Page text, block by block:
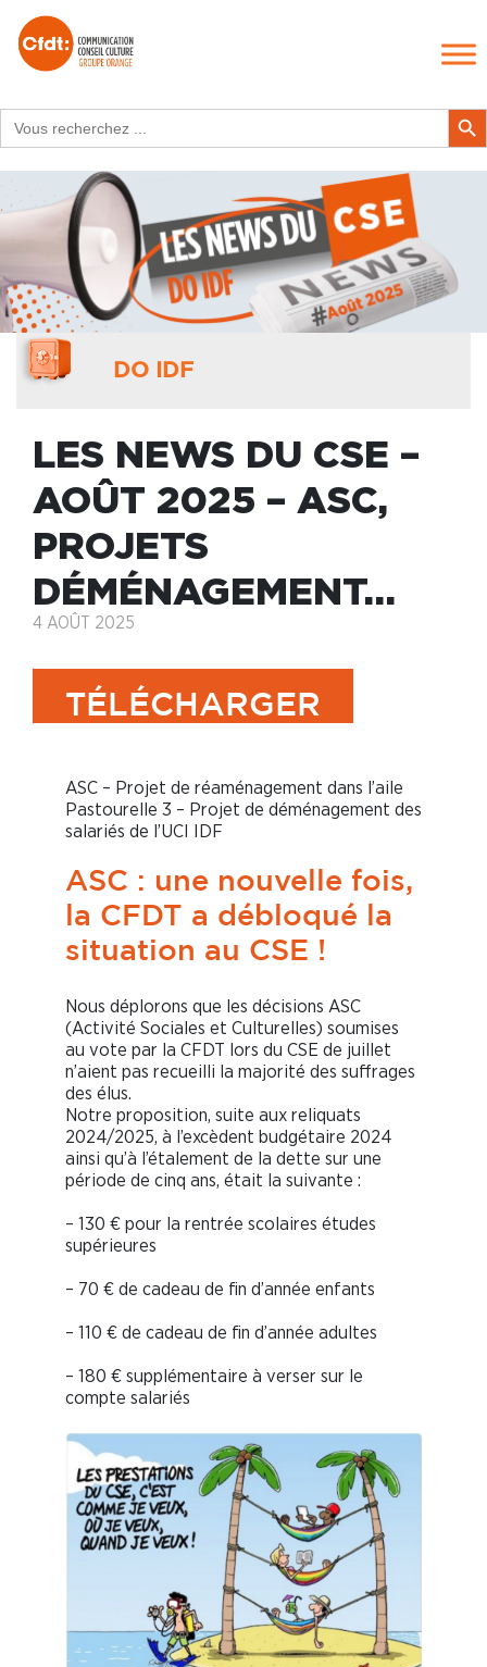
for:
Search
DO IDF
LES NEWS DU CSE –
AOÛT 2025 – ASC,
PROJETS
DÉMÉNAGEMENT…
4 AOÛT 2025
TÉLÉCHARGER
ASC – Projet de réaménagement dans l’aile
Pastourelle 3 – Projet de déménagement des
salariés de l’UCI IDF
ASC : une nouvelle fois,
la CFDT a débloqué la
situation au CSE !
Nous déplorons que les décisions ASC
(Activité Sociales et Culturelles) soumises
au vote par la CFDT lors du CSE de juillet
n’aient pas recueilli la majorité des suffrages
des élus.
Notre proposition, suite aux reliquats
2024/2025, à l’excèdent budgétaire 2024
ainsi qu’à l’étalement de la dette sur une
période de cinq ans, était la suivante :
– 130 € pour la rentrée scolaires études
supérieures
– 70 € de cadeau de fin d’année enfants
– 110 € de cadeau de fin d’année adultes
– 180 € supplémentaire à verser sur le
compte salariés